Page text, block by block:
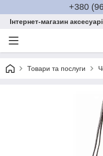
+380
Інтернет-магазин
Товари та послуги